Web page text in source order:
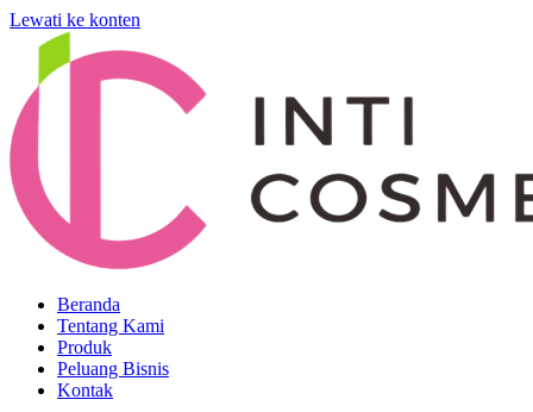
Lewati ke konten
Beranda
Tentang Kami
Produk
Peluang Bisnis
Kontak